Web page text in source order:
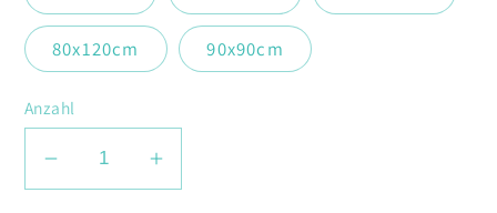
80x120cm 90x90cm
Anzahl
VerringereErhöhe